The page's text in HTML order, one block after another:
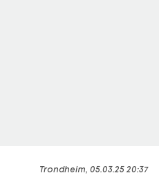
Trondheim, 05.03.25 20:37